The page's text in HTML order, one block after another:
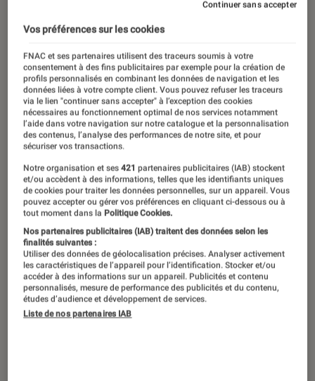
CES 2017 : Sony sort son premier lecteur
Blu-ray 4K dénommé UBP-X800
ACTU
TV • 05 jan. 2017
Vos préférences sur les cookies
FNAC et ses partenaires utilisent des traceurs soumis à votre
consentement à des fins publicitaires par exemple pour la création de
profils personnalisés en combinant les données de navigation et les
données liées à votre compte client. Vous pouvez refuser les traceurs
via le lien "continuer sans accepter" à l’exception des cookies
nécessaires au fonctionnement optimal de nos services notamment
l’aide dans votre navigation sur notre catalogue et la personnalisation
des contenus, l’analyse des performances de notre site, et pour
sécuriser vos transactions.
Notre organisation et ses421 partenaires publicitaires (IAB) stockent
et/ou accèdent à des informations, telles que les identifiants uniques
de cookies pour traiter les données personnelles, sur un appareil. Vous
pouvez accepter ou gérer vos préférences en cliquant ci-dessous ou à
tout moment dans la Politique Cookies.
Nos partenaires publicitaires (IAB) traitent des données selon les
finalités suivantes :
Utiliser des données de géolocalisation précises. Analyser activement
les caractéristiques de l’appareil pour l’identification. Stocker et/ou
accéder à des informations sur un appareil. Publicités et contenu
personnalisés, mesure de performance des publicités et du contenu,
études d’audience et développement de services.
Liste de nos partenaires IAB
Continuer sans accepter